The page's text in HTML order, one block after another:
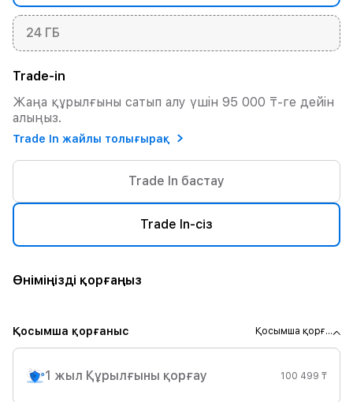
24 ГБ
Trade-in
Жаңа құрылғыны сатып алу үшін 95 000 ₸-ге дейін
алыңыз.
Trade In жайлы толығырақ
Trade In бастау
Trade In-сіз
Өніміңізді қорғаңыз
Қосымша қорғаныс Қосымша қорғ...
1 жыл Құрылғыны қорғау 100 499 ₸